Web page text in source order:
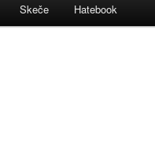
Skeče Hatebook